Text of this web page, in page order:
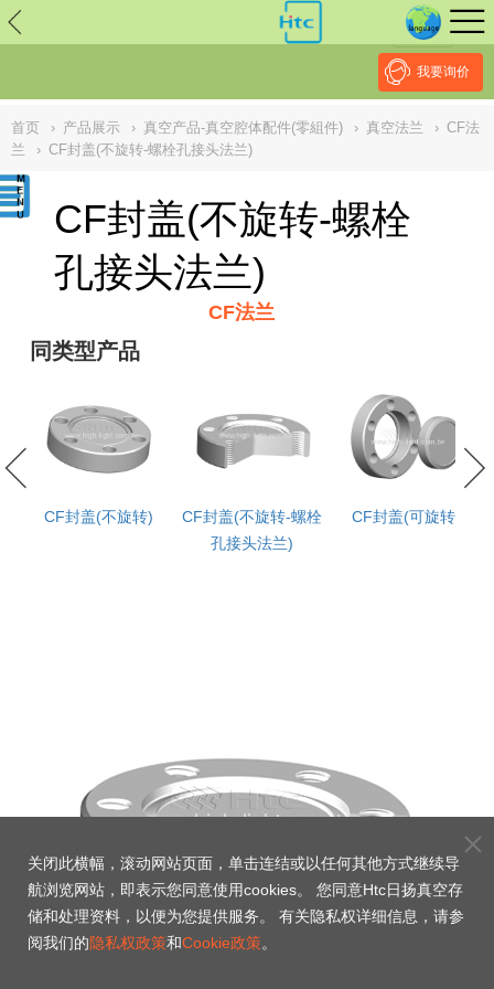
// replaced by scott on 2026/7/20 reason: high risk: Unsafe
Implementation Of Subresource Integrity /**/ // ------------------------------
我要询价
首页 › 产品展示 › 真空产品-真空腔体配件(零組件) › 真空法兰 › CF法
兰
› CF封盖(不旋转-螺栓孔接头法兰)
CF封盖(不旋转-螺栓
孔接头法兰)
CF法兰
同类型产品
CF封盖(不旋转)
CF封盖(不旋转-螺栓
孔接头法兰)
CF封盖(可旋转)
关闭此横幅，滚动网站页面，单击连结或以任何其他方式继续导
航浏览网站，即表示您同意使用cookies。 您同意Htc日扬真空存
储和处理资料，以便为您提供服务。 有关隐私权详细信息，请参
阅我们的隐私权政策和Cookie政策。